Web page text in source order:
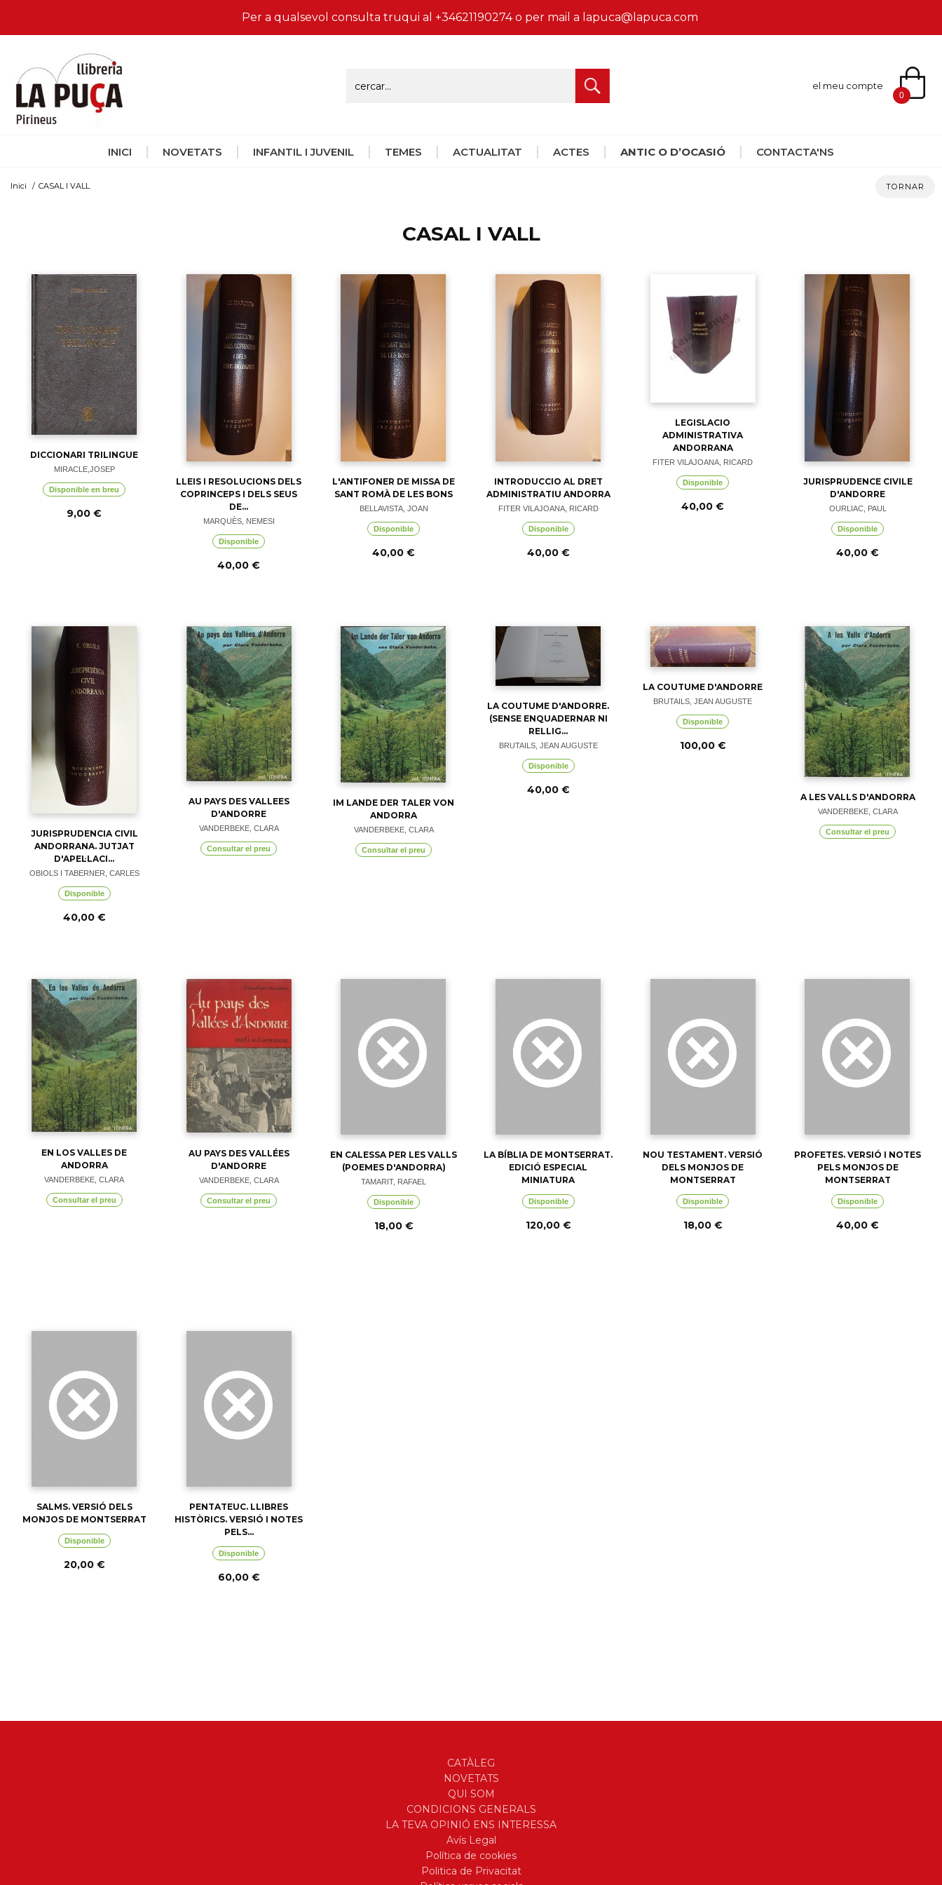
Per a qualsevol consulta truqui al +34621190274 o per mail a lapuca@lapuca.com
el meu compte
0
INICI NOVETATS INFANTIL I JUVENIL TEMES ACTUALITAT ACTES ANTIC O D’OCASIÓ CONTACTA'NS
Inici / CASAL I VALL TORNAR
CASAL I VALL
DICCIONARI TRILINGUE
MIRACLE,JOSEP
Disponible en breu
9,00 €
LLEIS I RESOLUCIONS DELS
COPRINCEPS I DELS SEUS
DE...
MARQUÈS, NEMESI
Disponible
40,00 €
L'ANTIFONER DE MISSA DE
SANT ROMÀ DE LES BONS
BELLAVISTA, JOAN
Disponible
40,00 €
INTRODUCCIO AL DRET
ADMINISTRATIU ANDORRA
FITER VILAJOANA, RICARD
Disponible
40,00 €
LEGISLACIO
ADMINISTRATIVA
ANDORRANA
FITER VILAJOANA, RICARD
Disponible
40,00 €
JURISPRUDENCE CIVILE
D'ANDORRE
OURLIAC, PAUL
Disponible
40,00 €
JURISPRUDENCIA CIVIL
ANDORRANA. JUTJAT
D'APEL·LACI...
OBIOLS I TABERNER, CARLES
Disponible
40,00 €
AU PAYS DES VALLEES
D'ANDORRE
VANDERBEKE, CLARA
Consultar el preu
IM LANDE DER TALER VON
ANDORRA
VANDERBEKE, CLARA
Consultar el preu
LA COUTUME D'ANDORRE.
(SENSE ENQUADERNAR NI
RELLIG...
BRUTAILS, JEAN AUGUSTE
Disponible
40,00 €
LA COUTUME D'ANDORRE
BRUTAILS, JEAN AUGUSTE
Disponible
100,00 €
A LES VALLS D'ANDORRA
VANDERBEKE, CLARA
Consultar el preu
EN LOS VALLES DE
ANDORRA
VANDERBEKE, CLARA
Consultar el preu
AU PAYS DES VALLÉES
D'ANDORRE
VANDERBEKE, CLARA
Consultar el preu
EN CALESSA PER LES VALLS
(POEMES D'ANDORRA)
TAMARIT, RAFAEL
Disponible
18,00 €
LA BÍBLIA DE MONTSERRAT.
EDICIÓ ESPECIAL
MINIATURA
Disponible
120,00 €
NOU TESTAMENT. VERSIÓ
DELS MONJOS DE
MONTSERRAT
Disponible
18,00 €
PROFETES. VERSIÓ I NOTES
PELS MONJOS DE
MONTSERRAT
Disponible
40,00 €
SALMS. VERSIÓ DELS
MONJOS DE MONTSERRAT
Disponible
20,00 €
PENTATEUC. LLIBRES
HISTÒRICS. VERSIÓ I NOTES
PELS...
Disponible
60,00 €
CATÀLEG
NOVETATS
QUI SOM
CONDICIONS GENERALS
LA TEVA OPINIÓ ENS INTERESSA
Avís Legal
Política de cookies
Politica de Privacitat